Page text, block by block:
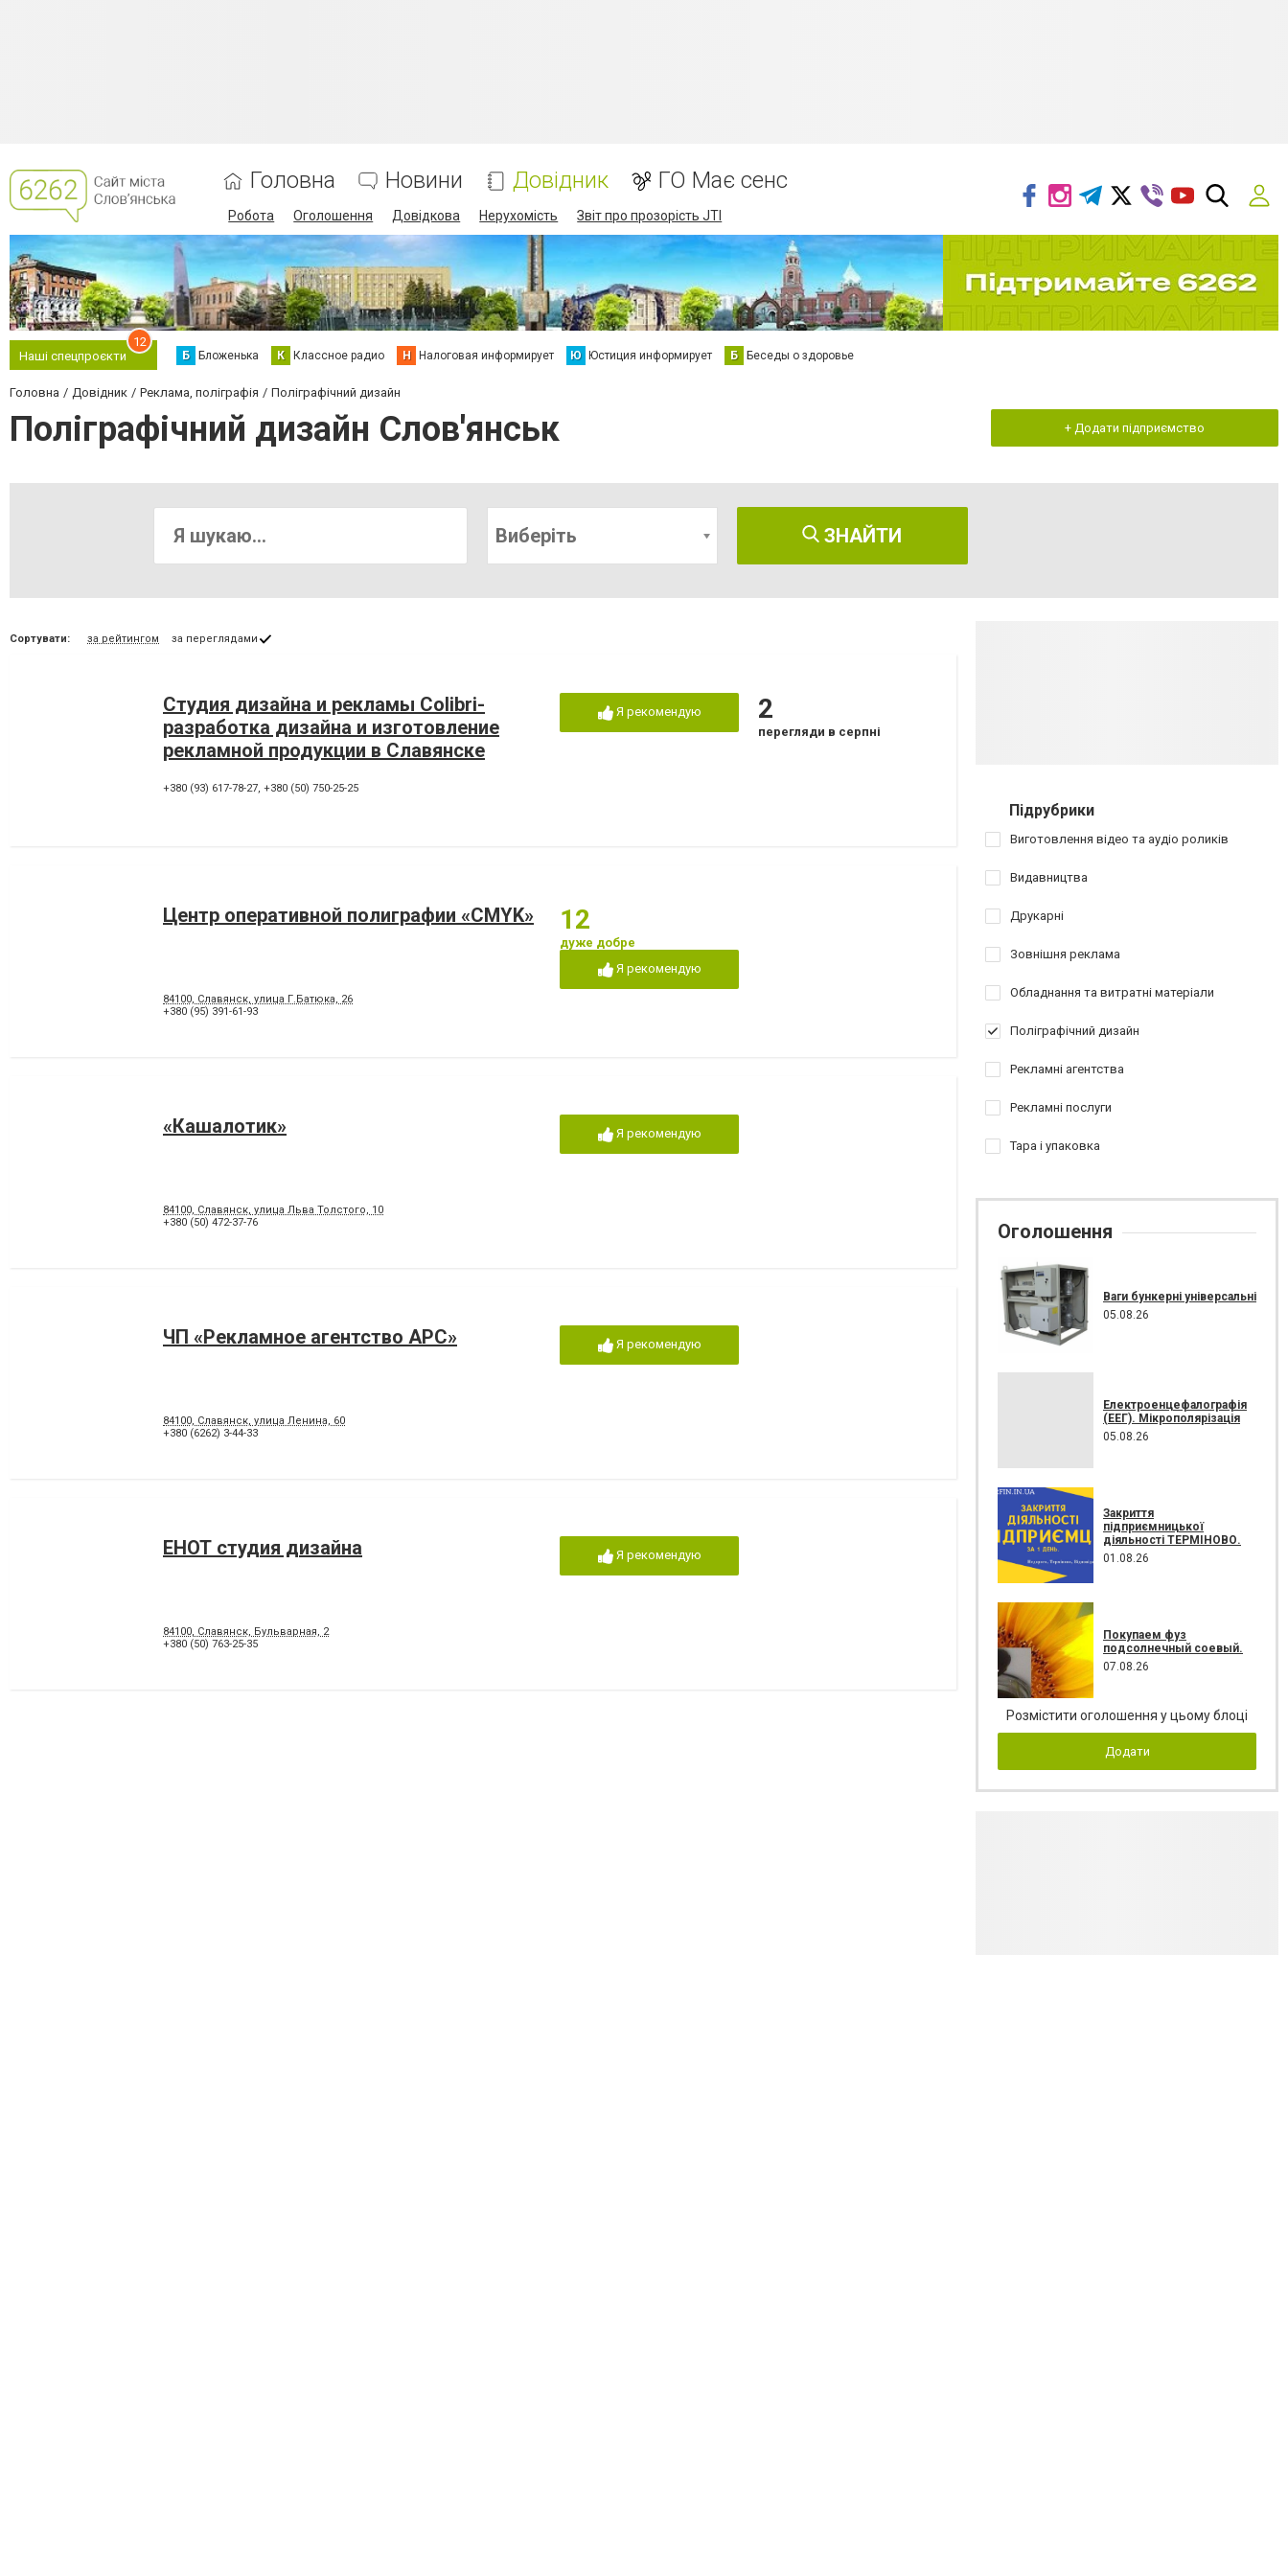
Головна Новини Довідник ГО Має сенс
Робота Оголошення Довідкова Нерухомість Звіт про прозорість JTI
Наші спецпроєкти
12
Б Бложенька К Классное радио Н Налоговая информирует Ю Юстиция информирует Б Беседы о здоровье
Головна Довідник Реклама, поліграфія Поліграфічний дизайн
Поліграфічний дизайн Слов'янськ + Додати підприємство
Виберіть ЗНАЙТИ
Сортувати: за рейтингом за переглядами
Студия дизайна и рекламы Colibri-
разработка дизайна и изготовление
рекламной продукции в Славянске
+380 (93) 617-78-27, +380 (50) 750-25-25
Я рекомендую 2
перегляди в серпні
Центр оперативной полиграфии «CMYK»
84100, Славянск, улица Г.Батюка, 26
+380 (95) 391-61-93
12
дуже добре
Я рекомендую
«Кашалотик»
84100, Славянск, улица Льва Толстого, 10
+380 (50) 472-37-76
Я рекомендую
ЧП «Рекламное агентство АРС»
84100, Славянск, улица Ленина, 60
+380 (6262) 3-44-33
Я рекомендую
ЕНОТ студия дизайна
84100, Славянск, Бульварная, 2
+380 (50) 763-25-35
Я рекомендую
Підрубрики
Виготовлення відео та аудіо роликів
Видавництва
Друкарні
Зовнішня реклама
Обладнання та витратні матеріали
Поліграфічний дизайн
Рекламні агентства
Рекламні послуги
Тара і упаковка
Оголошення
Ваги бункерні універсальні
05.08.26
Електроенцефалографія
(ЕЕГ). Мікрополярізація
05.08.26
Закриття
підприємницької
діяльності ТЕРМІНОВО.
01.08.26
Покупаем фуз
подсолнечный соевый.
07.08.26
Розмістити оголошення у цьому блоці
Додати